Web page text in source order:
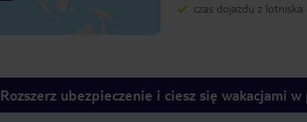
czas dojazdu z
Rozszerz ubezpieczenie i ciesz się wakacjami w